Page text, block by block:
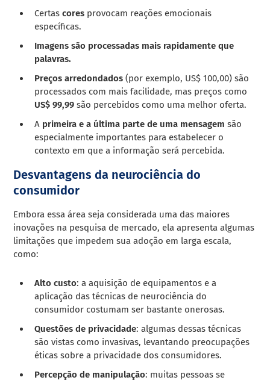
Certascores provocam reações emocionais
específicas.
Imagens são processadas mais rapidamente que
palavras.
Preços arredondados (por exemplo, US$ 100,00) são
processados com mais facilidade, mas preços como
US$ 99,99 são percebidos como uma melhor oferta.
A primeira e a última parte de uma mensagem são
especialmente importantes para estabelecer o
contexto em que a informação será percebida.
Desvantagens da neurociência do
consumidor
Embora essa área seja considerada uma das maiores
inovações na pesquisa de mercado, ela apresenta algumas
limitações que impedem sua adoção em larga escala,
como:
Alto custo: a aquisição de equipamentos e a
aplicação das técnicas de neurociência do
consumidor costumam ser bastante onerosas.
Questões de privacidade: algumas dessas técnicas
são vistas como invasivas, levantando preocupações
éticas sobre a privacidade dos consumidores.
Percepção de manipulação: muitas pessoas se